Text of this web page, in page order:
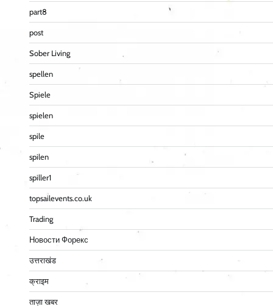
part8
post
Sober Living
spellen
Spiele
spielen
spile
spilen
spiller1
topsailevents.co.uk
Trading
Новости Форекс
उत्तराखंड
क्राइम
ताज़ा खबर